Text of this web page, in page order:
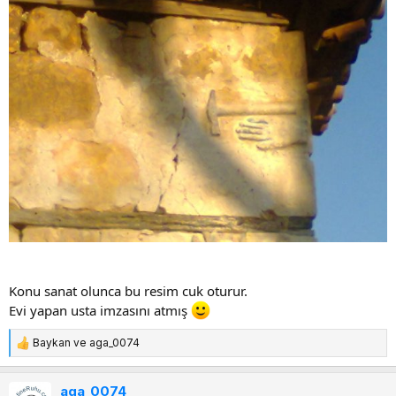
Konu sanat olunca bu resim cuk oturur.
Evi yapan usta imzasını atmış
T
e
Baykan ve aga_0074
aga_0074